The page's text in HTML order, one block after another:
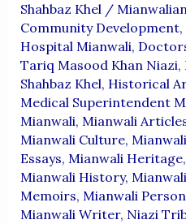
Shahbaz Khel/
Community Development,
Hospital Mianwali,
Tariq Masood Khan Niazi,
Shahbaz Khel, Historical
Medical Superintendent
Mianwali, Mianwali
Mianwali Culture,
Essays, Mianwali Heritage,
Mianwali History,
Memoirs, Mianwali
Mianwali Writer, Niazi